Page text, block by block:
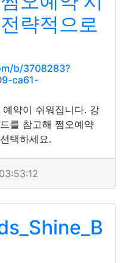
략적으로
b/3708283?
ca61-
약이 쉬워집니다. 강
를 참고해 쩜오예약
택하세요.